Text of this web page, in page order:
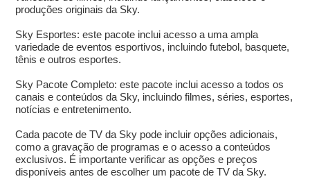
produções originais da Sky.
Sky Esportes: este pacote inclui acesso a uma ampla
variedade de eventos esportivos, incluindo futebol, basquete,
tênis e outros esportes.
Sky Pacote Completo: este pacote inclui acesso a todos os
canais e conteúdos da Sky, incluindo filmes, séries, esportes,
notícias e entretenimento.
Cada pacote de TV da Sky pode incluir opções adicionais,
como a gravação de programas e o acesso a conteúdos
exclusivos. É importante verificar as opções e preços
disponíveis antes de escolher um pacote de TV da Sky.